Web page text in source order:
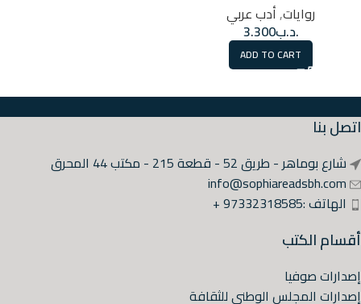
روايات,أدب عربي
.د.ب3.300
ADD TO CART
اتصل بنا
شارع بوماهر - طريق 52 - قطعة 215 - مكتب 44 المحرق
info@sophiareadsbh.com
الهاتف :97332318585 +
أقسام الكتب
إصدارات صوفيا
إصدارات المجلس الوطني للثقافة